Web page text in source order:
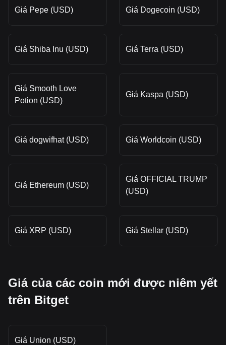
Giá Pepe (USD) Giá Dogecoin (USD)
Giá Shiba Inu (USD) Giá Terra (USD)
Giá Smooth Love
Potion (USD)
Giá Kaspa (USD)
Giá dogwifhat (USD) Giá Worldcoin (USD)
Giá Ethereum (USD)
Giá OFFICIAL TRUMP
(USD)
Giá XRP (USD) Giá Stellar (USD)
Giá của các coin mới được niêm yết
trên Bitget
Giá Union (USD)